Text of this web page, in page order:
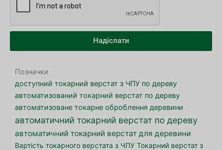
Надіслати
Позначки
доступний токарний верстат з ЧПУ по дереву
автоматизований токарний верстат по дереву
автоматизоване токарне оброблення деревини
автоматичний токарний верстат по дереву
автоматичний токарний верстат для деревини
Вартість токарного верстата з ЧПУ Токарний верстат з